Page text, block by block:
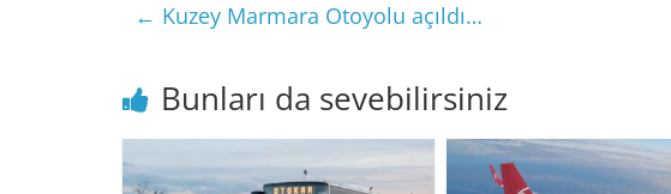
← Kuzey Marmara Otoyolu açıldı…
Bunları da sevebilirsiniz